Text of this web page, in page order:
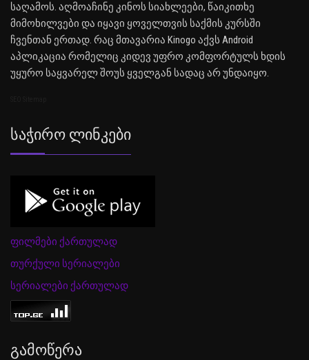
საღამოს. აღმოაჩინე კინოს სიახლეები, წაიკითხე
მიმოხილვები და იყავი ყოველთვის საქმის კურსში
ჩვენთან ერთად. რაც მთავარია Kinogo აქვს Android
აპლიკაცია რომელიც კიდევ უფრო კომფორტულს ხდის
უყურო საყვარელ შოუს ყველგან სადაც არ უნდაიყო.
Საჭირო Ლინკები
ფილმები ქართულად
თურქული სერიალები
სერიალები ქართულად
Გამოწერა